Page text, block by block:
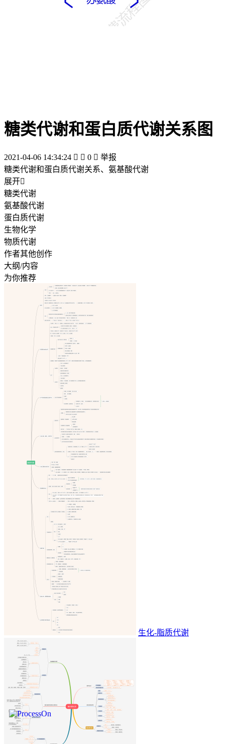
糖类代谢和蛋白质代谢关系图
2021-04-06 14:34:24   0  举报
糖类代谢和蛋白质代谢关系、氨基酸代谢
展开
糖类代谢
氨基酸代谢
蛋白质代谢
生物化学
物质代谢
作者其他创作
大纲/内容
为你推荐
生化-脂质代谢